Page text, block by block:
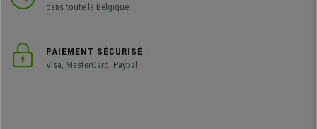
dans toute la Belgique
PAIEMENT SÉCURISÉ
Visa, MasterCard, Paypal